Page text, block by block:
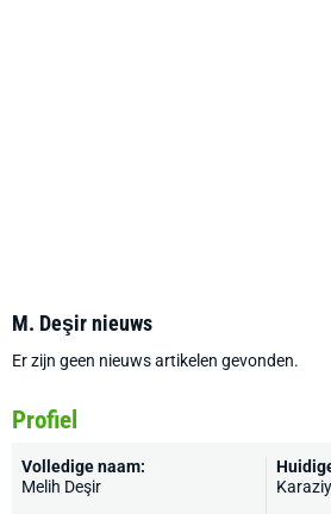
M. Deşir nieuws
Er zijn geen nieuws artikelen gevonden.
Profiel
Volledige naam:
Melih Deşir